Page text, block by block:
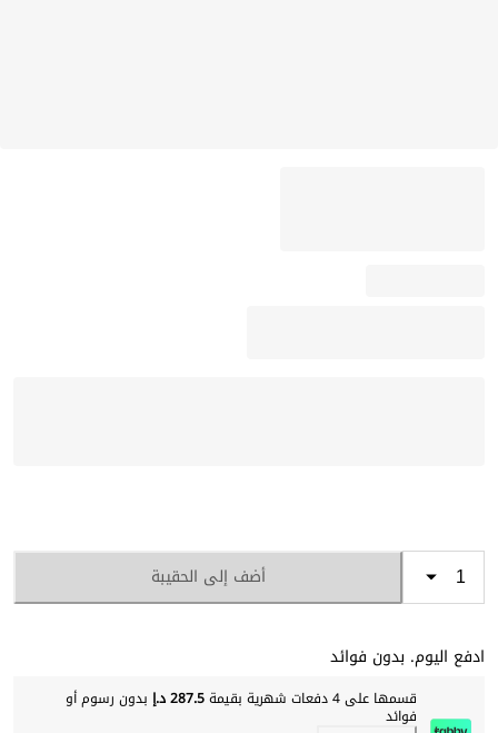
أضف إلى الحقيبة
ادفع اليوم. بدون فوائد
قسمها على 4 دفعات شهرية بقيمة 287.5 د.إ بدون رسوم أو
فوائد